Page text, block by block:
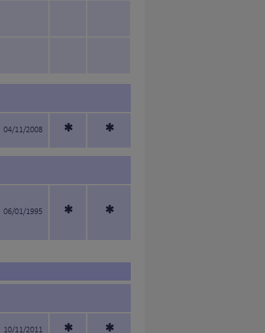
04/11/2008 * *
06/01/1995 * *
10/11/2011